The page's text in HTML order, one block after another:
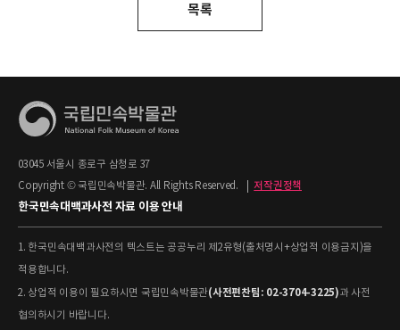
목록
03045 서울시 종로구 삼청로 37
Copyright © 국립민속박물관. All Rights Reserved.
저작권정책
한국민속대백과사전 자료 이용 안내
1. 한국민속대백과사전의 텍스트는 공공누리 제2유형(출처명시+상업적 이용금지)을
적용합니다.
2. 상업적 이용이 필요하시면 국립민속박물관(사전편찬팀: 02-3704-3225)과 사전
협의하시기 바랍니다.